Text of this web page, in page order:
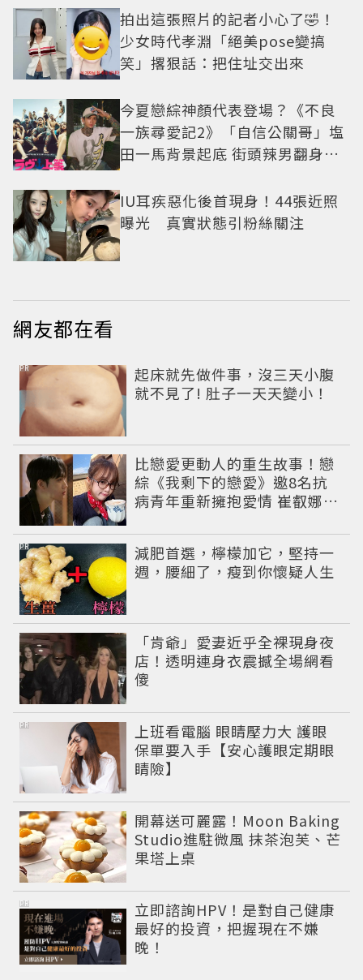
拍出這張照片的記者小心了🤣！
少女時代孝淵「絕美pose變搞
笑」撂狠話：把住址交出來
今夏戀綜神顏代表登場？《不良
一族尋愛記2》「自信公關哥」塩
田一馬背景起底 街頭辣男翻身當
IU耳疾惡化後首現身！44張近照
曝光 真實狀態引粉絲關注
網友都在看
起床就先做件事，沒三天小腹
就不見了! 肚子一天天變小！
PR
比戀愛更動人的重生故事！戀
綜《我剩下的戀愛》邀8名抗
病青年重新擁抱愛情 崔叡娜淚
減肥首選，檸檬加它，堅持一
週，腰細了，瘦到你懷疑人生
PR
「肯爺」愛妻近乎全裸現身夜
店！透明連身衣震撼全場網看
傻
上班看電腦 眼睛壓力大 護眼
保單要入手【安心護眼定期眼
睛險】
PR
開幕送可麗露！Moon Baking
Studio進駐微風 抹茶泡芙、芒
果塔上桌
立即諮詢HPV！是對自己健康
最好的投資，把握現在不嫌
晚！
PR